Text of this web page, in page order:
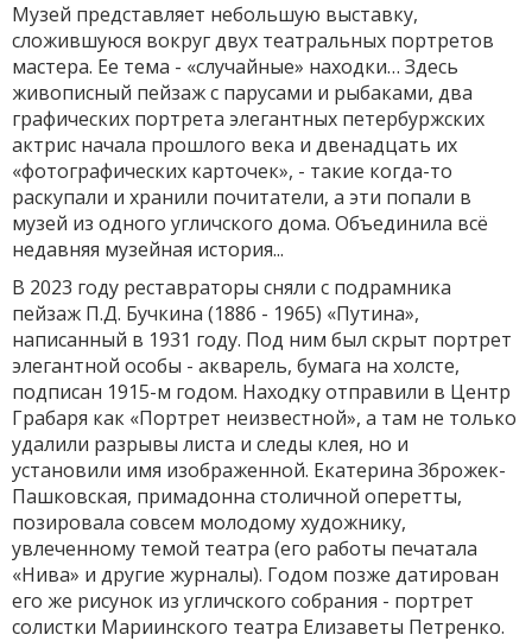
Музей представляет небольшую выставку,
сложившуюся вокруг двух театральных портретов
мастера. Ее тема - «случайные» находки… Здесь
живописный пейзаж с парусами и рыбаками, два
графических портрета элегантных петербуржских
актрис начала прошлого века и двенадцать их
«фотографических карточек», - такие когда-то
раскупали и хранили почитатели, а эти попали в
музей из одного угличского дома. Объединила всё
недавняя музейная история...
В 2023 году реставраторы сняли с подрамника
пейзаж П.Д. Бучкина (1886 - 1965) «Путина»,
написанный в 1931 году. Под ним был скрыт портрет
элегантной особы - акварель, бумага на холсте,
подписан 1915-м годом. Находку отправили в Центр
Грабаря как «Портрет неизвестной», а там не только
удалили разрывы листа и следы клея, но и
установили имя изображенной. Екатерина Зброжек-
Пашковская, примадонна столичной оперетты,
позировала совсем молодому художнику,
увлеченному темой театра (его работы печатала
«Нива» и другие журналы). Годом позже датирован
его же рисунок из угличского собрания - портрет
солистки Мариинского театра Елизаветы Петренко.